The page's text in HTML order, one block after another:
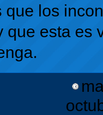
que los
que esta es